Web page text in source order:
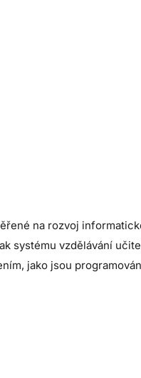
na rozvoj
systému vzdělávání
jako jsou